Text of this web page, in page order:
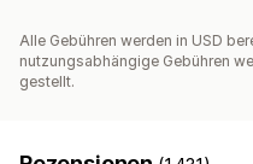
Alle Gebühren werden in USD
nutzungsabhängige Gebühren
gestellt.